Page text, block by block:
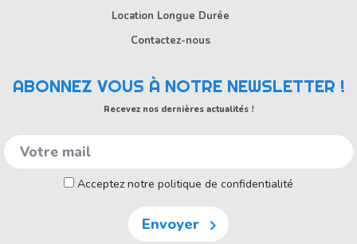
Location Longue Durée
Contactez-nous
ABONNEZ VOUS À NOTRE NEWSLETTER !
Recevez nos dernières actualités !
Acceptez notre politique de confidentialité
Envoyer 